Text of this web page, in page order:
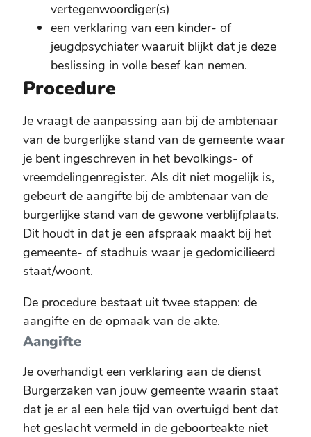
vertegenwoordiger(s)
een verklaring van een kinder- of
jeugdpsychiater waaruit blijkt dat je deze
beslissing in volle besef kan nemen.
Procedure
Je vraagt de aanpassing aan bij de ambtenaar
van de burgerlijke stand van de gemeente waar
je bent ingeschreven in het bevolkings- of
vreemdelingenregister. Als dit niet mogelijk is,
gebeurt de aangifte bij de ambtenaar van de
burgerlijke stand van de gewone verblijfplaats.
Dit houdt in dat je een afspraak maakt bij het
gemeente- of stadhuis waar je gedomicilieerd
staat/woont.
De procedure bestaat uit twee stappen: de
aangifte en de opmaak van de akte.
Aangifte
Je overhandigt een verklaring aan de dienst
Burgerzaken van jouw gemeente waarin staat
dat je er al een hele tijd van overtuigd bent dat
het geslacht vermeld in de geboorteakte niet